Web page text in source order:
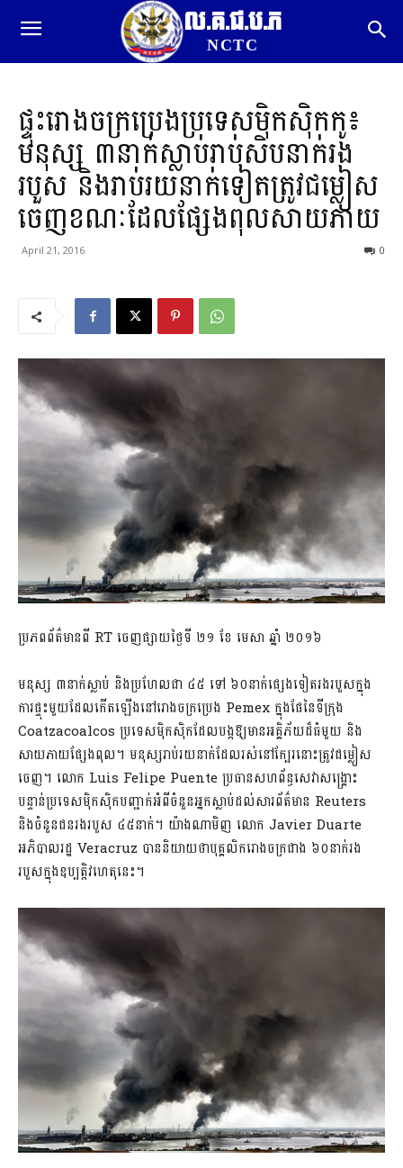
ល.គ.ជ.ប.ភ
NCTC
ផ្ទុះរោងចក្រប្រេងប្រទេសម៉ិកស៊ិកកូ៖
មនុស្ស ៣នាក់ស្លាប់រាប់សិបនាក់រង
របួស និងរាប់រយនាក់ទៀតត្រូវជម្លៀស
ចេញខណៈដែលផ្សែងពុលសាយភាយ
April 21, 2016 0
ប្រភពព័ត៌មានពី RT ចេញផ្សាយថ្ងៃទី ២១ ខែ មេសា ឆ្នាំ ២០១៦
មនុស្ស ៣នាក់ស្លាប់ និងប្រហែលជា ៤៥ ទៅ ៦០នាក់ផ្សេងទៀតរងរបួសក្នុង
ការផ្ទុះមួយដែលកើតឡើងនៅរោងចក្រប្រេង Pemex ក្នុងផែនៃទីក្រុង
Coatzacoalcos ប្រទេសម៉ិកស៊ិកដែលបង្កឱ្យមានអគ្គិភ័យដ៏ធំមួយ និង
សាយភាយផ្សែងពុល។ មនុស្សរាប់រយនាក់ដែលរស់នៅក្បែរនោះត្រូវជម្លៀស
ចេញ។ លោក Luis Felipe Puente ប្រធានសហព័ន្ធសេវាសង្គ្រោះ
បន្ទាន់ប្រទេសម៉ិកស៊ិកបញ្ជាក់អំពីចំនួនអ្នកស្លាប់ដល់សារព័ត៌មាន Reuters
និងចំនួនជនរងរបួស ៤៥នាក់។ យ៉ាងណាមិញ លោក Javier Duarte
អភិបាលរដ្ឋ Veracruz បាននិយាយថាបុគ្គលិករោងចក្រជាង ៦០នាក់រង
របួសក្នុងឧប្បត្តិវហេតុនេះ។